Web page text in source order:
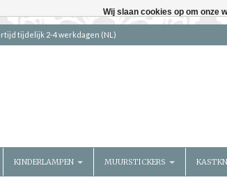
tijdelijk 2-4 werkdagen (NL)
KINDERLAMPEN MUURSTICKERS
Wij slaan cookies op om onze